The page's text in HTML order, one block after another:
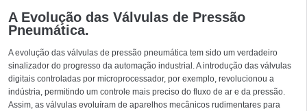
A Evolução das Válvulas de Pressão
Pneumática.
A evolução das válvulas de pressão pneumática tem sido um verdadeiro
sinalizador do progresso da automação industrial. A introdução das válvulas
digitais controladas por microprocessador, por exemplo, revolucionou a
indústria, permitindo um controle mais preciso do fluxo de ar e da pressão.
Assim, as válvulas evoluíram de aparelhos mecânicos rudimentares para